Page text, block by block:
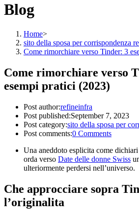
Blog
Home>
sito della sposa per corrispondenza
Come rimorchiare verso Tinder: 3
Come rimorchiare verso
esempi pratici (2023)
Post author:refineinfra
Post published:September 7, 2023
Post category:sito della sposa per
Post comments:0 Comments
Una aneddoto esplicita come
orda verso Date delle donne Swiss
ulteriormente perdersi nell’universo.
Che approcciare sopra
l’originalita